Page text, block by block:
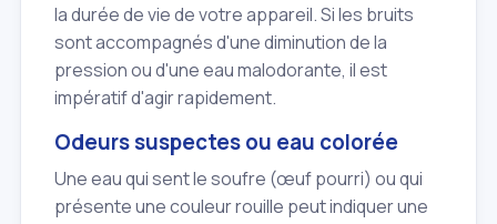
la durée de vie de votre appareil. Si les bruits
sont accompagnés d'une diminution de la
pression ou d'une eau malodorante, il est
impératif d'agir rapidement.
Odeurs suspectes ou eau colorée
Une eau qui sent le soufre (œuf pourri) ou qui
présente une couleur rouille peut indiquer une